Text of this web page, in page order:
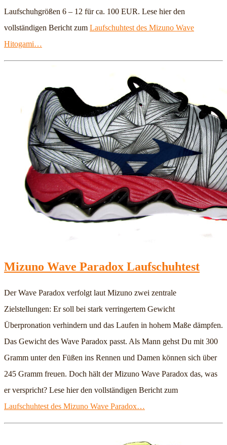
Laufschuhgrößen 6 – 12 für ca. 100 EUR. Lese hier den
vollständigen Bericht zum Laufschuhtest des Mizuno Wave
Hitogami…
Mizuno Wave Paradox Laufschuhtest
Der Wave Paradox verfolgt laut Mizuno zwei zentrale
Zielstellungen: Er soll bei stark verringertem Gewicht
Überpronation verhindern und das Laufen in hohem Maße dämpfen.
Das Gewicht des Wave Paradox passt. Als Mann gehst Du mit 300
Gramm unter den Füßen ins Rennen und Damen können sich über
245 Gramm freuen. Doch hält der Mizuno Wave Paradox das, was
er verspricht? Lese hier den vollständigen Bericht zum
Laufschuhtest des Mizuno Wave Paradox…